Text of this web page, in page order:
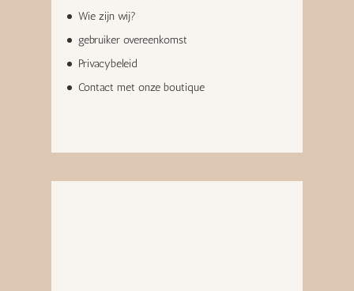
Wie zijn wij?
gebruiker overeenkomst
Privacybeleid
Contact met onze boutique